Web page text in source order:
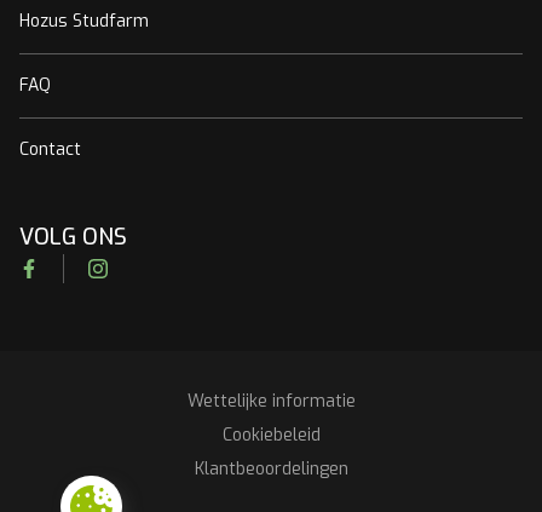
Hozus Studfarm
FAQ
Contact
VOLG ONS
FacebookInstagram
Wettelijke informatie
Cookiebeleid
Klantbeoordelingen